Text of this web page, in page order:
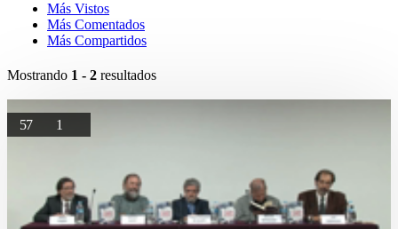
Más Vistos
Más Comentados
Más Compartidos
Mostrando 1 - 2 resultados
57 1